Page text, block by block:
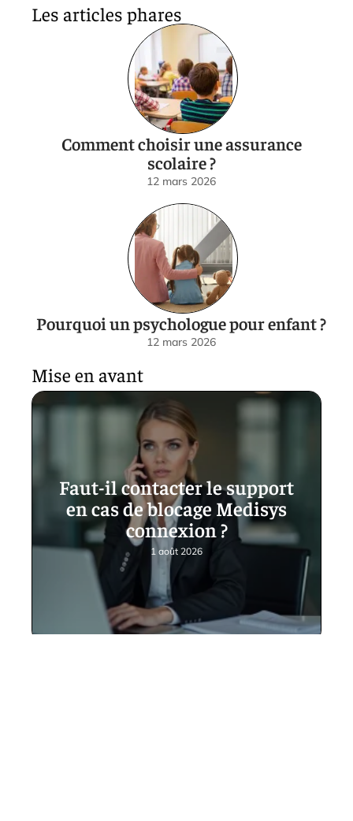
Les articles phares
Comment choisir une assurance
scolaire ?
12 mars 2026
Pourquoi un psychologue pour enfant ?
12 mars 2026
Mise en avant
Faut-il contacter le support
en cas de blocage Medisys
connexion ?
1 août 2026